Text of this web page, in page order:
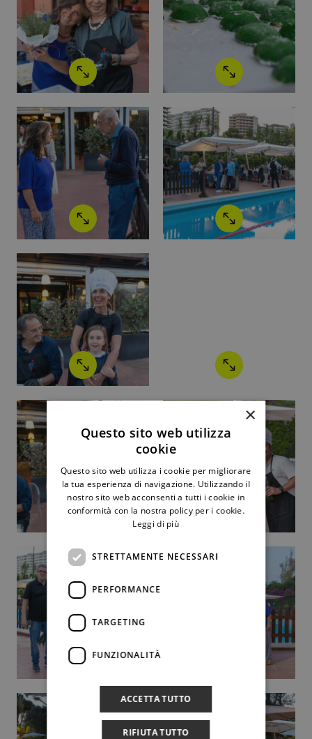
×
Questo sito web utilizza
cookie
Questo sito web utilizza i cookie per migliorare
la tua esperienza di navigazione. Utilizzando il
nostro sito web acconsenti a tutti i cookie in
conformità con la nostra policy per i cookie.
Leggi di più
STRETTAMENTE NECESSARI
PERFORMANCE
TARGETING
FUNZIONALITÀ
ACCETTA TUTTO
RIFIUTA TUTTO